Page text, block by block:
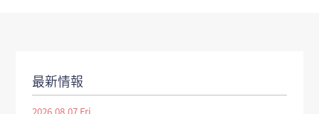
最新情報
2026.08.07 Fri